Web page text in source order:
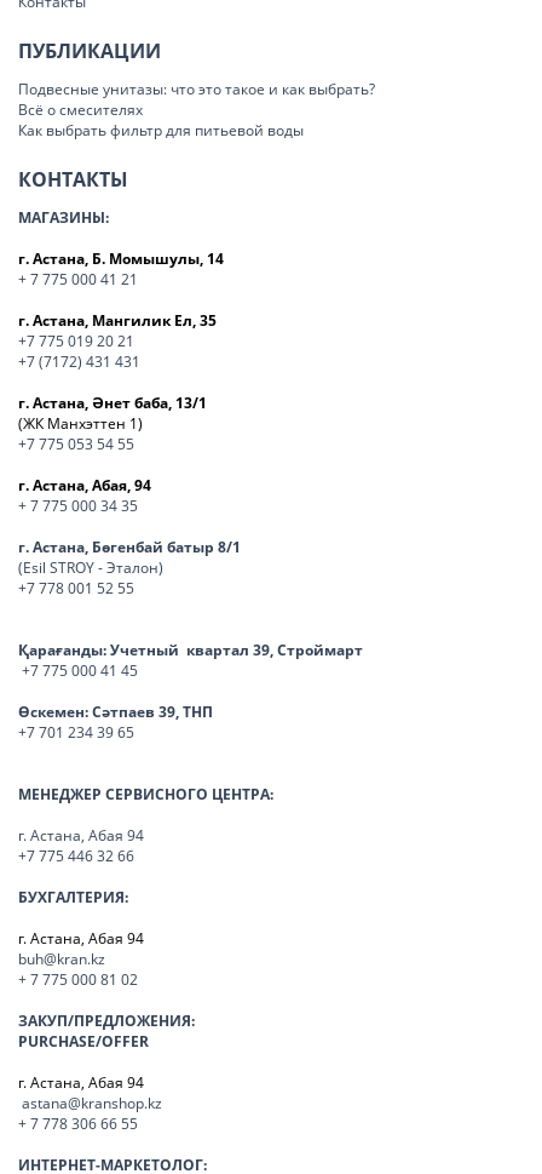
ПУБЛИКАЦИИ
Подвесные унитазы: что это такое и как выбрать?
Всё о смесителях
Как выбрать фильтр для питьевой воды
КОНТАКТЫ
МАГАЗИНЫ:
г. Астана, Б. Момышулы, 14
+ 7 775 000 41 21
г. Астана, Мангилик Ел, 35
+7 775 019 20 21
+7 (7172) 431 431
г. Астана, Әнет баба, 13/1
(ЖК Манхэттен 1)
+7 775 053 54 55
г. Астана, Абая, 94
+ 7 775 000 34 35
г. Астана, Бөгенбай батыр 8/1
(Esil STROY - Эталон)
+7 778 001 52 55
Қарағанды:Учетный квартал 39, Строймарт
+7 775 000 41 45
Өскемен:Сәтпаев 39, ТНП
+7 701 234 39 65
МЕНЕДЖЕР СЕРВИСНОГО ЦЕНТРА:
г. Астана, Абая 94
+7 775 446 32 66
БУХГАЛТЕРИЯ:
г. Астана, Абая 94
buh@kran.kz
+ 7 775 000 81 02
ЗАКУП/ПРЕДЛОЖЕНИЯ:
PURCHASE/OFFER
г. Астана, Абая 94
astana@kranshop.kz
+ 7 778 306 66 55
ИНТЕРНЕТ-МАРКЕТОЛОГ: